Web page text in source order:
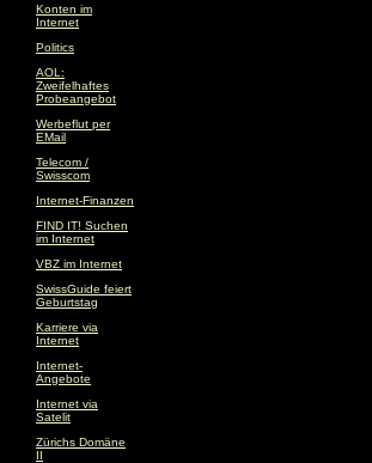
Konten im
Internet
Politics
AOL:
Zweifelhaftes
Probeangebot
Werbeflut per
EMail
Telecom /
Swisscom
Internet-Finanzen
FIND IT! Suchen
im Internet
VBZ im Internet
SwissGuide feiert
Geburtstag
Karriere via
Internet
Internet-
Angebote
Internet via
Satelit
Zürichs Domäne
II